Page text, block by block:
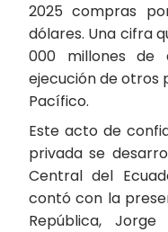
2025 compras
dólares. Una cifra
000 millones de
ejecución de otros
Pacífico.
Este acto de
privada se
Central del
contó con la
República,